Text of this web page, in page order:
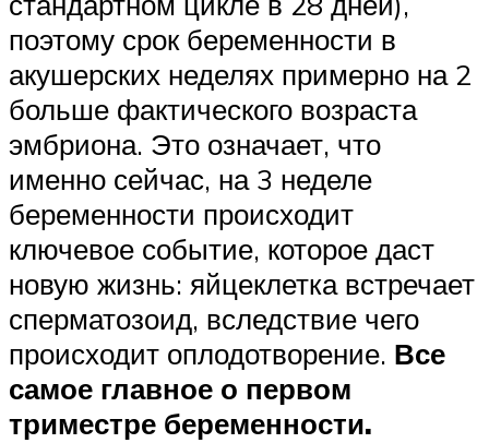
поэтому срок беременности в
акушерских неделях примерно на 2
больше фактического возраста
эмбриона. Это означает, что
именно сейчас, на 3 неделе
беременности происходит
ключевое событие, которое даст
новую жизнь: яйцеклетка встречает
сперматозоид, вследствие чего
происходит оплодотворение. Все
самое главное о первом
триместре беременности.